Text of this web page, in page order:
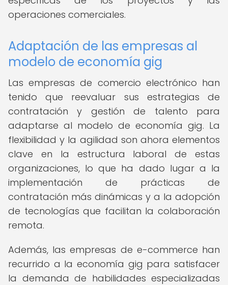
operaciones comerciales.
Adaptación de las empresas al
modelo de economía gig
Las empresas de comercio electrónico han
tenido que reevaluar sus estrategias de
contratación y gestión de talento para
adaptarse al modelo de economía gig. La
flexibilidad y la agilidad son ahora elementos
clave en la estructura laboral de estas
organizaciones, lo que ha dado lugar a la
implementación de prácticas de
contratación más dinámicas y a la adopción
de tecnologías que facilitan la colaboración
remota.
Además, las empresas de e-commerce han
recurrido a la economía gig para satisfacer
la demanda de habilidades especializadas